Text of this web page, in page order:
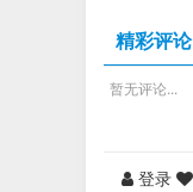
精彩评论
暂无评论...
登录